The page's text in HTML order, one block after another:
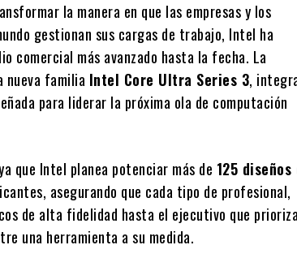
la manera en que las empresas y los
gestionan sus cargas de trabajo, Intel ha
comercial más avanzado hasta la fecha. La
nueva familia Intel Core Ultra Series 3,
para liderar la próxima ola de computación
que Intel planea potenciar más de 125 diseños
asegurando que cada tipo de profesional,
de alta fidelidad hasta el ejecutivo que
una herramienta a su medida.